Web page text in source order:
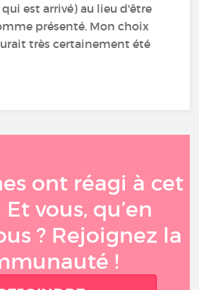
est arrivé) au lieu d'être
présenté. Mon choix
très certainement été
ont réagi à cet
vous, qu’en
? Rejoignez la
!